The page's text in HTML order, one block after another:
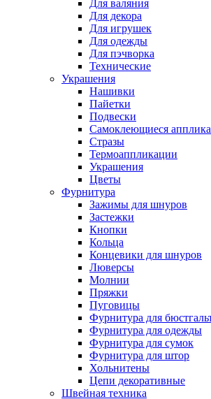
Для валяния
Для декора
Для игрушек
Для одежды
Для пэчворка
Технические
Украшения
Нашивки
Пайетки
Подвески
Самоклеющиеся
Стразы
Термоаппликации
Украшения
Цветы
Фурнитура
Зажимы для шнуров
Застежки
Кнопки
Кольца
Концевики для шнуров
Люверсы
Молнии
Пряжки
Пуговицы
Фурнитура для
Фурнитура для одежды
Фурнитура для сумок
Фурнитура для штор
Хольнитены
Цепи декоративные
Швейная техника